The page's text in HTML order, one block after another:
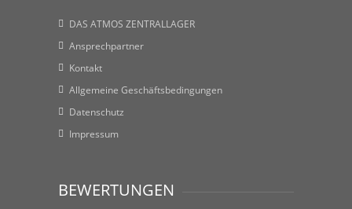
DAS ATMOS ZENTRALLAGER
Ansprechpartner
Kontakt
Allgemeine Geschäftsbedingungen
Datenschutz
Impressum
BEWERTUNGEN